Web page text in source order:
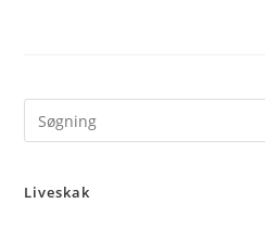
Liveskak